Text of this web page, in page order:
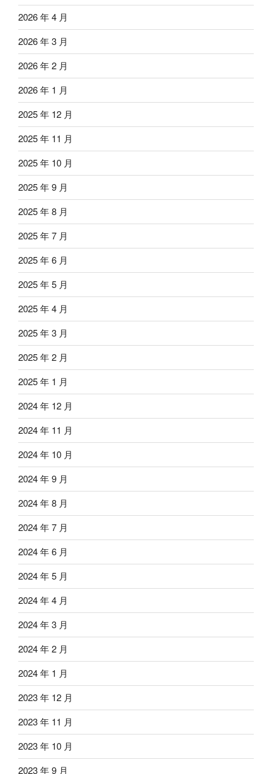
2026 年 4 月
2026 年 3 月
2026 年 2 月
2026 年 1 月
2025 年 12 月
2025 年 11 月
2025 年 10 月
2025 年 9 月
2025 年 8 月
2025 年 7 月
2025 年 6 月
2025 年 5 月
2025 年 4 月
2025 年 3 月
2025 年 2 月
2025 年 1 月
2024 年 12 月
2024 年 11 月
2024 年 10 月
2024 年 9 月
2024 年 8 月
2024 年 7 月
2024 年 6 月
2024 年 5 月
2024 年 4 月
2024 年 3 月
2024 年 2 月
2024 年 1 月
2023 年 12 月
2023 年 11 月
2023 年 10 月
2023 年 9 月